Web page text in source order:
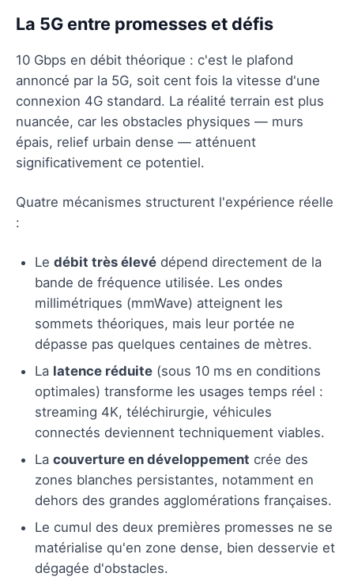
La 5G entre promesses et défis
10 Gbps en débit théorique : c'est le plafond
annoncé par la 5G, soit cent fois la vitesse d'une
connexion 4G standard. La réalité terrain est plus
nuancée, car les obstacles physiques — murs
épais, relief urbain dense — atténuent
significativement ce potentiel.
Quatre mécanismes structurent l'expérience réelle
:
Le débit très élevé dépend directement de la
bande de fréquence utilisée. Les ondes
millimétriques (mmWave) atteignent les
sommets théoriques, mais leur portée ne
dépasse pas quelques centaines de mètres.
La latence réduite (sous 10 ms en conditions
optimales) transforme les usages temps réel :
streaming 4K, téléchirurgie, véhicules
connectés deviennent techniquement viables.
La couverture en développement crée des
zones blanches persistantes, notamment en
dehors des grandes agglomérations françaises.
Le cumul des deux premières promesses ne se
matérialise qu'en zone dense, bien desservie et
dégagée d'obstacles.